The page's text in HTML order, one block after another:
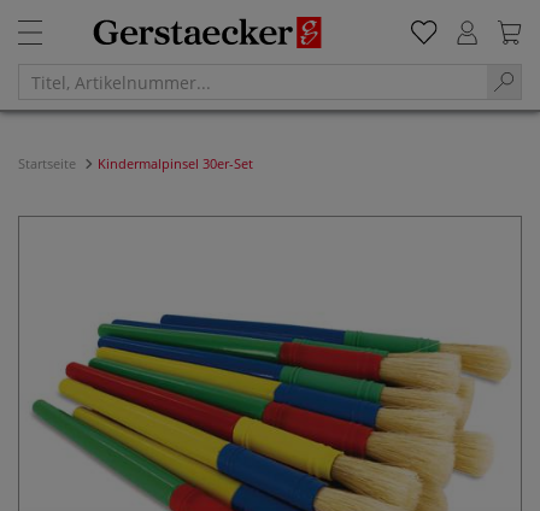
Startseite Kindermalpinsel 30er-Set